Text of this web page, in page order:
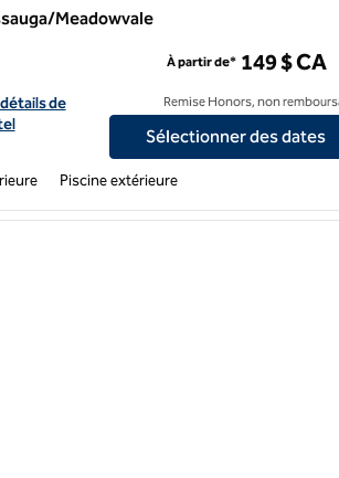
Meadowvale
de l'hôtel Hilton Mississauga/Meadowvale
de
À partir de* 149 $ CA
Remise Honors, non
Sélectionner des dates
Piscine extérieure